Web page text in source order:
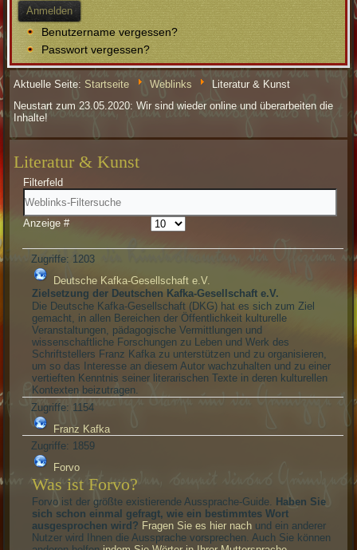
Anmelden
Benutzername vergessen?
Passwort vergessen?
Aktuelle Seite: Startseite Weblinks
Literatur & Kunst
Neustart zum 23.05.2020: Wir sind wieder online und überarbeiten die
Inhalte!
Literatur & Kunst
Filterfeld
Anzeige #
Zugriffe: 1203
Deutsche Kafka-Gesellschaft e.V.
Zielsetzung der Deutschen Kafka-Gesellschaft e.V.
Die Deutsche Kafka-Gesellschaft (DKG) hat es sich zum Ziel
gemacht, in allen Bereichen der Öffentlichkeit kulturelle
Veranstaltungen, pädagogische Vermittlungen und
wissenschaftliche Forschungen zu Leben und Werk des
Schriftstellers Franz Kafka zu unterstützen und zu organisieren,
um so das Interesse an diesem Autor wachzuhalten und zu einer
vertieften Kenntnis seiner literarischen Texte in deren kulturellen
Kontexten beizutragen.
Zugriffe: 1154
Franz Kafka
Zugriffe: 1859
Forvo
Was ist Forvo?
Forvo ist der größte existierende Aussprache-Guide. Haben Sie
sich schon einmal gefragt, wie ein bestimmtes Wort
ausgesprochen wird? Fragen Sie es hier nach und ein anderer
Nutzer wird Ihnen die Aussprache vorsprechen. Auch Sie können